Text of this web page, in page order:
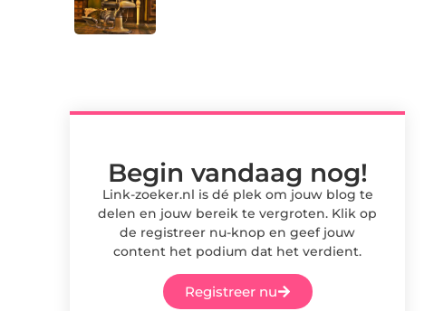
Begin vandaag nog!
Link-zoeker.nl is dé plek om jouw blog te
delen en jouw bereik te vergroten. Klik op
de registreer nu-knop en geef jouw
content het podium dat het verdient.
Registreer nu